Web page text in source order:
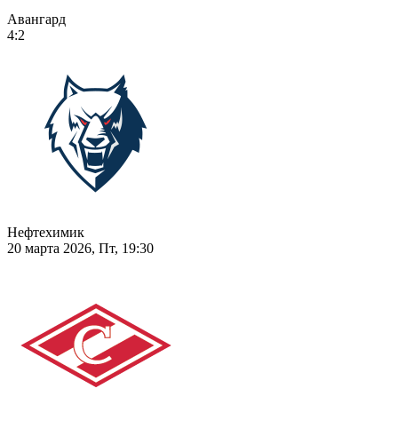
Авангард
4:2
Нефтехимик
20 марта 2026, Пт, 19:30